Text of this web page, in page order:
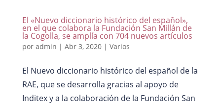
El «Nuevo diccionario histórico del español»,
en el que colabora la Fundación San Millán de
la Cogolla, se amplía con 704 nuevos artículos
por admin | Abr 3, 2020| Varios
El Nuevo diccionario histórico del español de la
RAE, que se desarrolla gracias al apoyo de
Inditex y a la colaboración de la Fundación San